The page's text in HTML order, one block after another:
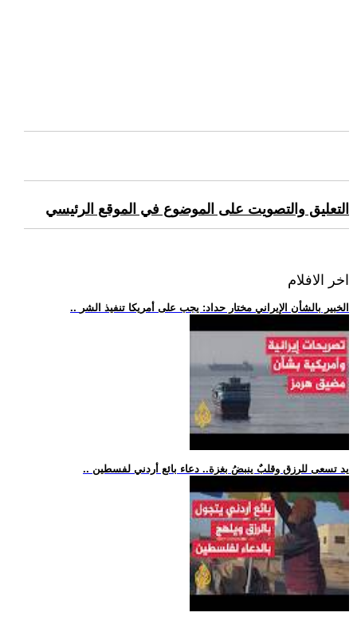
التعليق والتصويت على الموضوع في الموقع الرئيسي
اخر الافلام
.. الخبير بالشأن الإيراني مختار حداد: يجب على أمريكا تنفيذ الشر
.. يد تسعى للرزق وقلبٌ ينبضُ بغزة.. دعاء بائع أردني لفسطين